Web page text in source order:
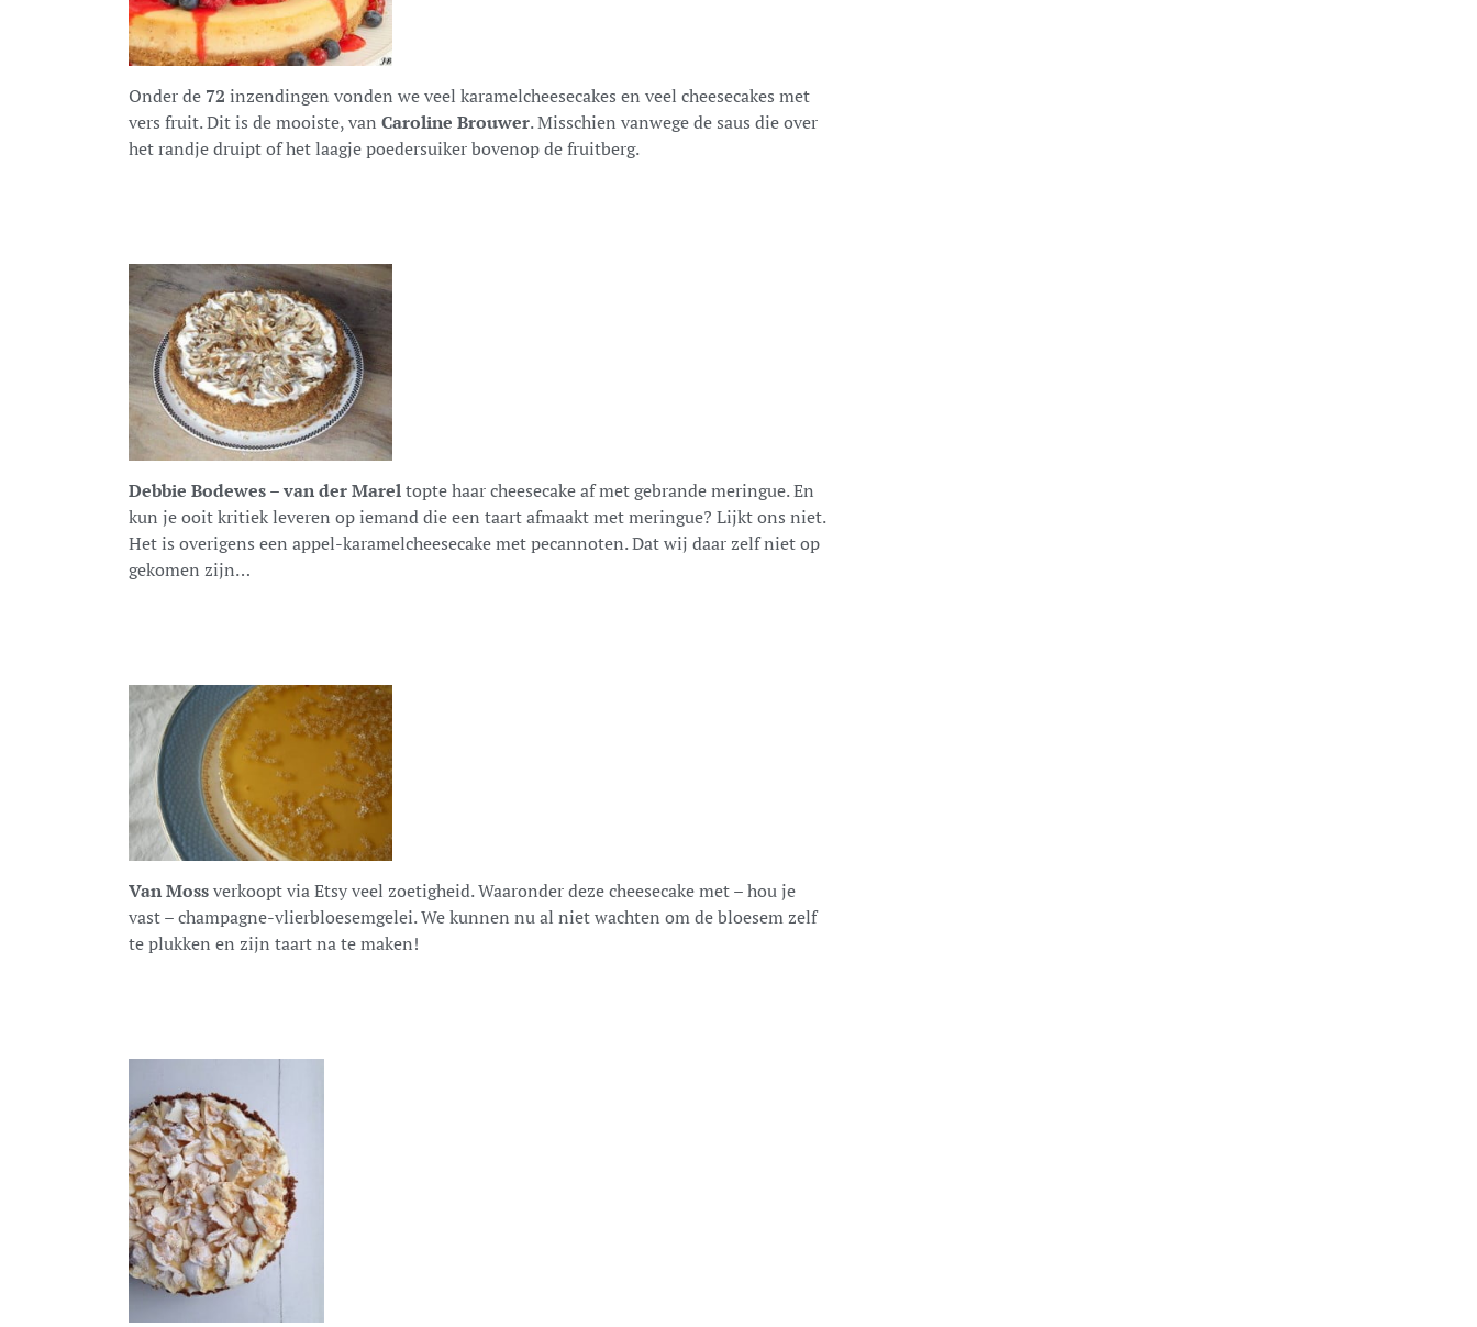
Onder de 72 inzendingen vonden we veel karamelcheesecakes en veel cheesecakes met
vers fruit. Dit is de mooiste, van Caroline Brouwer. Misschien vanwege de saus die over
het randje druipt of het laagje poedersuiker bovenop de fruitberg.
Debbie Bodewes – van der Mareltopte haar cheesecake af met gebrande meringue. En
kun je ooit kritiek leveren op iemand die een taart afmaakt met meringue? Lijkt ons niet.
Het is overigens een appel-karamelcheesecake met pecannoten. Dat wij daar zelf niet op
gekomen zijn…
Van Mossverkoopt via Etsy veel zoetigheid. Waaronder deze cheesecake met – hou je
vast – champagne-vlierbloesemgelei. We kunnen nu al niet wachten om de bloesem zelf
te plukken en zijn taart na te maken!